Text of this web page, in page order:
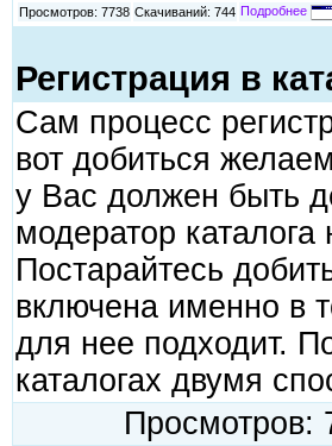
Просмотров: 7738 Скачиваний: 744 Подробнее
Регистрация в
Сам процесс
вот добиться
у Вас должен быть
модератор
Постарайтесь
включена именно в
для нее подходит.
каталогах двумя
Просмотров: